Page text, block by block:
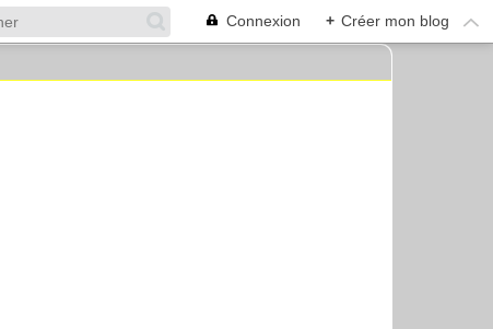
Connexion + Créer mon blog